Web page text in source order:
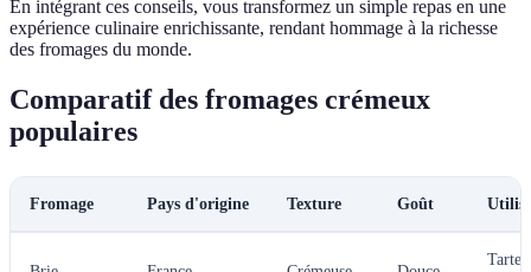
En intégrant ces conseils, vous transformez un simple repas en une
expérience culinaire enrichissante, rendant hommage à la richesse
des fromages du monde.
Comparatif des fromages crémeux
populaires
Fromage Pays d'origine Texture Goût